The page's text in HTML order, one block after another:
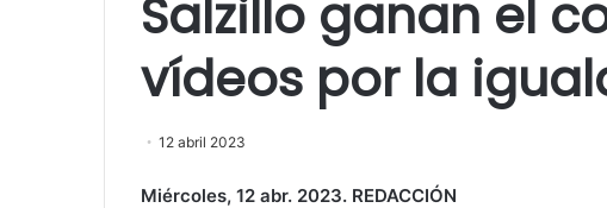
Salzillo ganan el
vídeos por la
12 abril 2023
Miércoles, 12 abr. 2023. REDACCIÓN